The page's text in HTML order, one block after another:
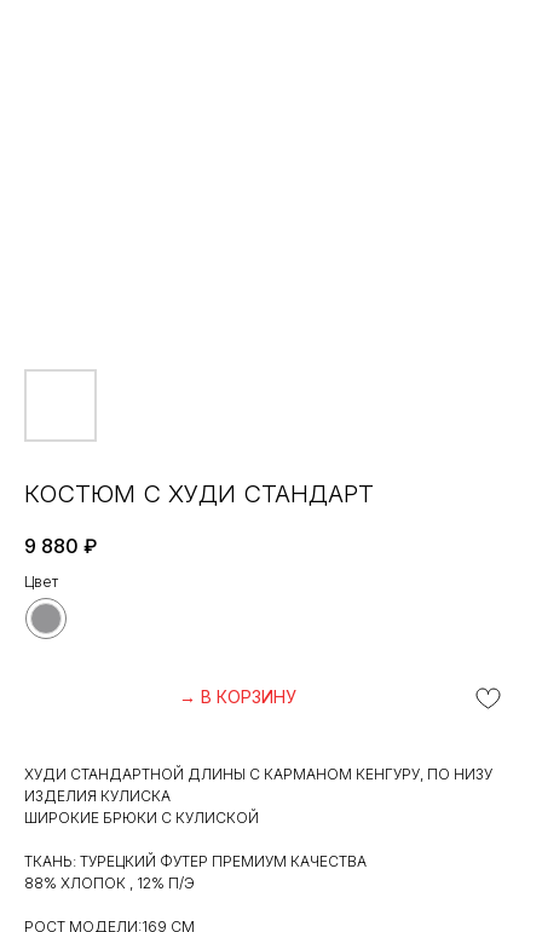
КОСТЮМ С ХУДИ СТАНДАРТ
9 880 ₽
Цвет
→ В КОРЗИНУ
ХУДИ СТАНДАРТНОЙ ДЛИНЫ С КАРМАНОМ КЕНГУРУ, ПО НИЗУ
ИЗДЕЛИЯ КУЛИСКА
ШИРОКИЕ БРЮКИ С КУЛИСКОЙ
ТКАНЬ: ТУРЕЦКИЙ ФУТЕР ПРЕМИУМ КАЧЕСТВА
88% ХЛОПОК , 12% П/Э
РОСТ МОДЕЛИ:169 СМ